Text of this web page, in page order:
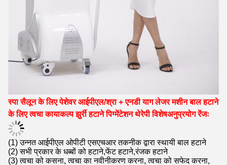
स्पा सैलून के लिए पेशेवर आईपीएल/श्रा + एनडी याग लेजर मशीन बाल हटाने
के लिए त्वचा कायाकल्प झुर्री हटाने पिग्मेंटेशन थेरेपी विशेषअनुप्रयोग रेंजः
(1) उन्नत आईपीएल ओपीटी एसएचआर तकनीक द्वारा स्थायी बाल हटाने
(2) सभी प्रकार के धब्बों को हटाने,फेंट हटाने,रंजक हटाने
(3) त्वचा को कसना, त्वचा का नवीनीकरण करना, त्वचा को सफेद करना,